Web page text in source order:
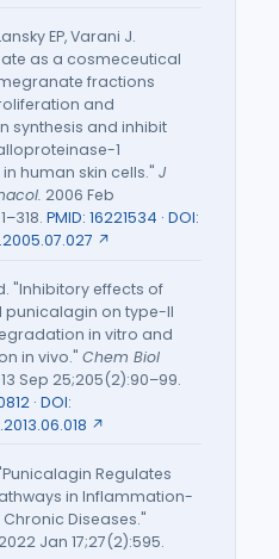
EP, Varani J.
as a cosmeceutical
fractions
and
synthesis and inhibit
1
human skin cells." J
2006 Feb
PMID: 16221534 · DOI:
↗
"Inhibitory effects of
punicalagin on type-II
in vitro and
in vivo." Chem Biol
Sep 25;205(2):90–99.
· DOI:
↗
Regulates
in Inflammation-
Diseases."
Jan 17;27(2):595.